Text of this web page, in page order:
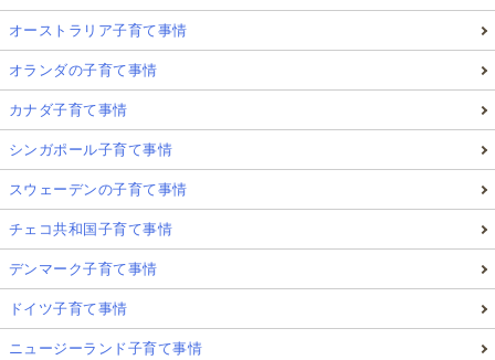
オーストラリア子育て事情
オランダの子育て事情
カナダ子育て事情
シンガポール子育て事情
スウェーデンの子育て事情
チェコ共和国子育て事情
デンマーク子育て事情
ドイツ子育て事情
ニュージーランド子育て事情